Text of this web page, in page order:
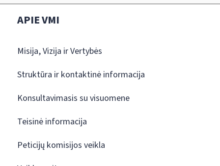
APIE VMI
Misija, Vizija ir Vertybės
Struktūra ir kontaktinė informacija
Konsultavimasis su visuomene
Teisinė informacija
Peticijų komisijos veikla